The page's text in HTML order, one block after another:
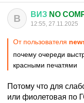
В ВИЗ NO
12:55, 27.11.2025
От пользователя
почему очереди
красными печатями
Потому что для
или фиолетовая по